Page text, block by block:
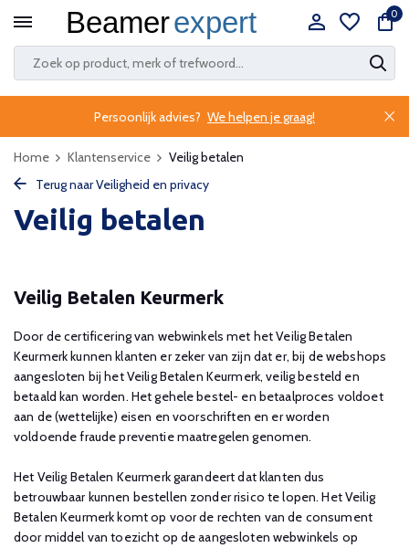
0
Persoonlijk advies? We helpen je graag!
Home Klantenservice
Veilig betalen
Terug naar Veiligheid en privacy
Veilig betalen
Veilig Betalen Keurmerk
Door de certificering van webwinkels met het Veilig Betalen
Keurmerk kunnen klanten er zeker van zijn dat er, bij de webshops
aangesloten bij het Veilig Betalen Keurmerk, veilig besteld en
betaald kan worden. Het gehele bestel- en betaalproces voldoet
aan de (wettelijke) eisen en voorschriften en er worden
voldoende fraude preventie maatregelen genomen.
Het Veilig Betalen Keurmerk garandeert dat klanten dus
betrouwbaar kunnen bestellen zonder risico te lopen. Het Veilig
Betalen Keurmerk komt op voor de rechten van de consument
door middel van toezicht op de aangesloten webwinkels op